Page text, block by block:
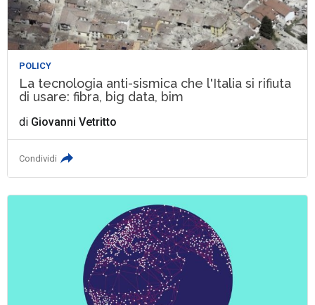
POLICY
La tecnologia anti-sismica che l'Italia si rifiuta
di usare: fibra, big data, bim
di Giovanni Vetritto
Condividi